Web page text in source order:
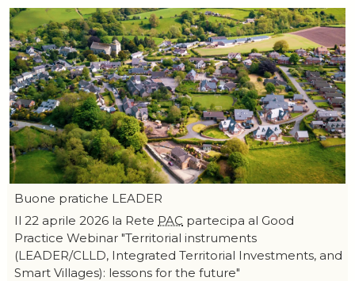
Buone pratiche LEADER
Il 22 aprile 2026 la Rete PAC partecipa al Good
Practice Webinar "Territorial instruments
(LEADER/CLLD, Integrated Territorial Investments, and
Smart Villages): lessons for the future"